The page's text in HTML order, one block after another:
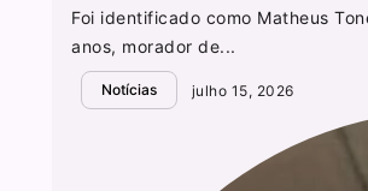
Foi identificado como Matheus
anos, morador de...
Notícias julho 15, 2026